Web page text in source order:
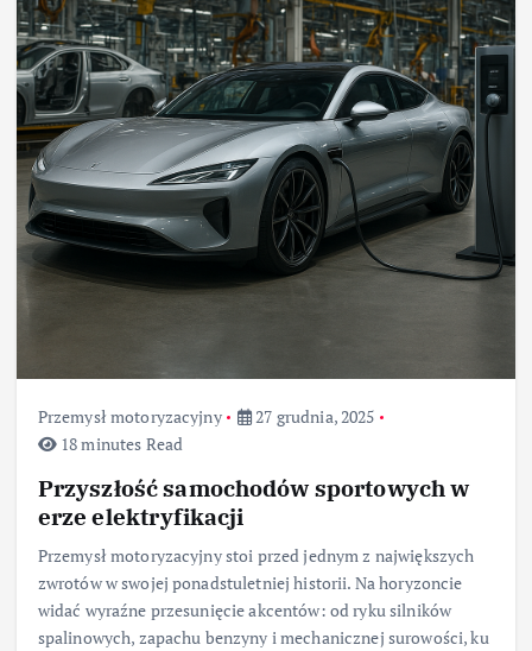
Przemysł motoryzacyjny
27 grudnia, 2025
18 minutes Read
Przyszłość samochodów sportowych w
erze elektryfikacji
Przemysł motoryzacyjny stoi przed jednym z największych
zwrotów w swojej ponadstuletniej historii. Na horyzoncie
widać wyraźne przesunięcie akcentów: od ryku silników
spalinowych, zapachu benzyny i mechanicznej surowości, ku